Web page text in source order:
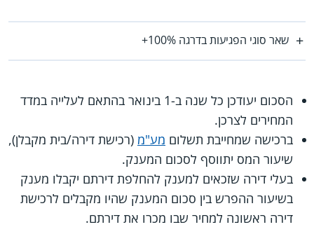
שאר סוגי הפגיעות בדרגה 100%+
הסכום יעודכן כל שנה ב-1 בינואר בהתאם לעלייה במדד
המחירים לצרכן.
ברכישה שמחייבת תשלום מע"מ (רכישת דירה/בית מקבלן),
שיעור המס יתווסף לסכום המענק.
בעלי דירה שזכאים למענק להחלפת דירתם יקבלו מענק
בשיעור ההפרש בין סכום המענק שהיו מקבלים לרכישת
דירה ראשונה למחיר שבו מכרו את דירתם.